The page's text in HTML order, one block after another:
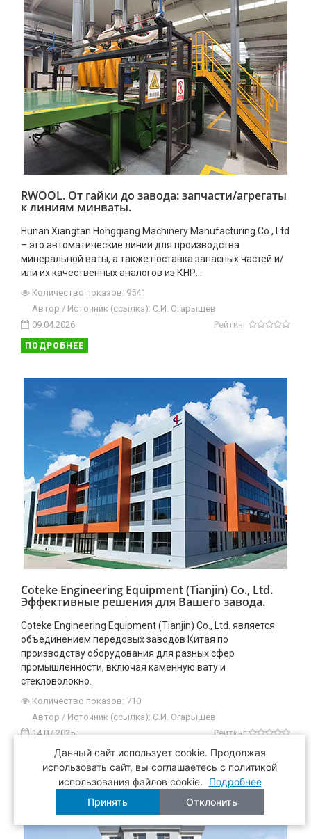
RWOOL. От гайки до завода: запчасти/агрегаты
к линиям минваты.
Hunan Xiangtan Hongqiang Machinery Manufacturing Co., Ltd
– это автоматические линии для производства
минеральной ваты, а также поставка запасных частей и/
или их качественных аналогов из КНР...
Количество показов: 9541
Автор / Источник (ссылка): С.И. Огарышев
09.04.2026
Рейтинг
ПОДРОБНЕЕ
Coteke Engineering Equipment (Tianjin) Co., Ltd.
Эффективные решения для Вашего завода.
Coteke Engineering Equipment (Tianjin) Co., Ltd. является
объединением передовых заводов Китая по
производству оборудования для разных сфер
промышленности, включая каменную вату и
стекловолокно.
Количество показов: 710
Автор / Источник (ссылка): C.И. Огарышев
14.07.2025
Рейтинг
ПОДРОБНЕЕ
Данный сайт использует cookie. Продолжая
использовать сайт, вы соглашаетесь с политикой
использования файлов cookie.
Подробнее
Принять
Отклонить